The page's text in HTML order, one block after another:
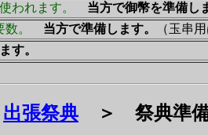
われます。
当方で御幣を準備し
。 当方で準備します。
（玉串
す。
出張祭典 ＞ 祭典準